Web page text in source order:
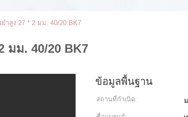
ำสูง 27 * 2 มม. 40/20 BK7
มม. 40/20 BK7
ข้อมูลพื้นฐาน
สถานที่กำเนิด: